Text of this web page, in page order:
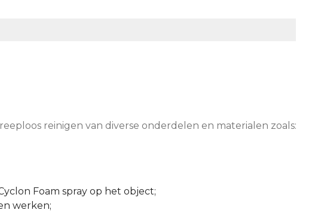
reinigen van diverse onderdelen en materialen zoals:
Foam spray op het object;
werken;